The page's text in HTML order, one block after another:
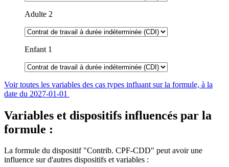
Adulte 2
Enfant 1
Voir toutes les variables des cas types influant sur la formule, à la
date du 2027-01-01
Variables et dispositifs influencés par la
formule :
La formule du dispositif "Contrib. CPF-CDD" peut avoir une
influence sur d'autres dispositifs et variables :